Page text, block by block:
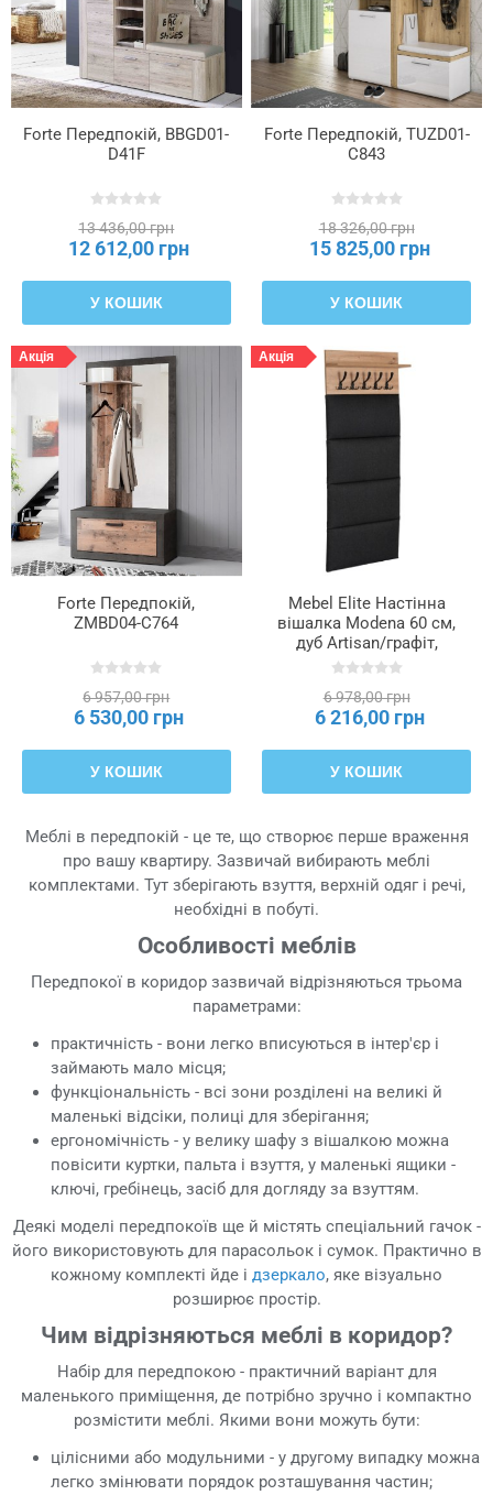
Forte Передпокій, BBGD01-
D41F
13 436,00 грн
12 612,00 грн
У КОШИК
Forte Передпокій, TUZD01-
C843
18 326,00 грн
15 825,00 грн
У КОШИК
Акція
Forte Передпокій,
ZMBD04-C764
6 957,00 грн
6 530,00 грн
У КОШИК
Акція
Mebel Elite Настінна
вішалка Modena 60 см,
дуб Artisan/графіт,
W.MODENA/120/DA/PAN
6 978,00 грн
6 216,00 грн
У КОШИК
Меблі в передпокій - це те, що створює перше враження
про вашу квартиру. Зазвичай вибирають меблі
комплектами. Тут зберігають взуття, верхній одяг і речі,
необхідні в побуті.
Особливості меблів
Передпокої в коридор зазвичай відрізняються трьома
параметрами:
практичність - вони легко вписуються в інтер'єр і
займають мало місця;
функціональність - всі зони розділені на великі й
маленькі відсіки, полиці для зберігання;
ергономічність - у велику шафу з вішалкою можна
повісити куртки, пальта і взуття, у маленькі ящики -
ключі, гребінець, засіб для догляду за взуттям.
Деякі моделі передпокоїв ще й містять спеціальний гачок -
його використовують для парасольок і сумок. Практично в
кожному комплекті йде і дзеркало, яке візуально
розширює простір.
Чим відрізняються меблі в коридор?
Набір для передпокою - практичний варіант для
маленького приміщення, де потрібно зручно і компактно
розмістити меблі. Якими вони можуть бути:
цілісними або модульними - у другому випадку можна
легко змінювати порядок розташування частин;